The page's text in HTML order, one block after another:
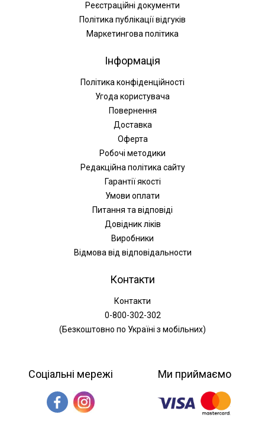
Реєстраційні документи
Політика публікації відгуків
Маркетингова політика
Інформація
Політика конфіденційності
Угода користувача
Повернення
Доставка
Оферта
Робочі методики
Редакційна політика сайту
Гарантії якості
Умови оплати
Питання та відповіді
Довідник ліків
Виробники
Відмова від відповідальности
Контакти
Контакти
0-800-302-302
(Безкоштовно по Україні з мобільних)
Соціальні мережі Ми приймаємо